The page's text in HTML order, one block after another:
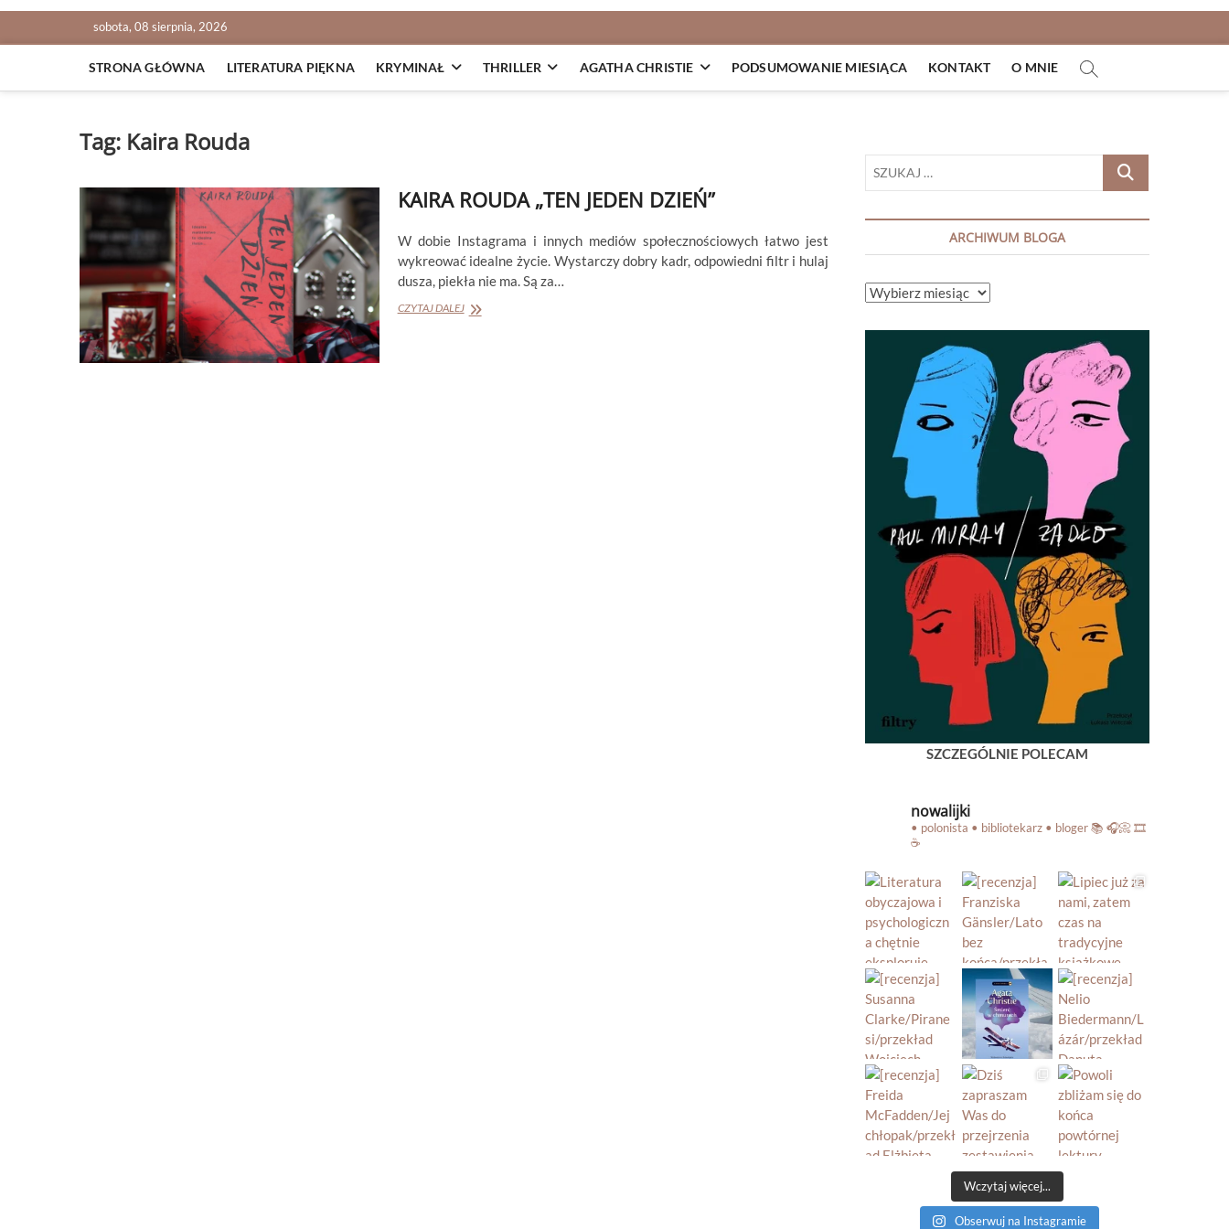
sobota, 08 sierpnia, 2026
STRONA GŁÓWNA LITERATURA PIĘKNA KRYMINAŁ THRILLER AGATHA CHRISTIE PODSUMOWANIE MIESIĄCA KONTAKT O MNIE
Tag: Kaira Rouda
KAIRA ROUDA „TEN JEDEN DZIEŃ”
W dobie Instagrama i innych mediów społecznościowych łatwo jest
wykreować idealne życie. Wystarczy dobry kadr, odpowiedni filtr i hulaj
dusza, piekła nie ma. Są za…
CZYTAJ DALEJKAIRA
SZUKAJ
ARCHIWUM BLOGA
ARCHIWUM
SZCZEGÓLNIE POLECAM
nowalijki
• polonista • bibliotekarz • bloger📚 🎧📀 🎞️
☕️
Wczytaj więcej...
Obserwuj na Instagramie